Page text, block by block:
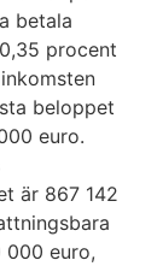
betala
procent
beloppet
euro.
är 867 142
euro,